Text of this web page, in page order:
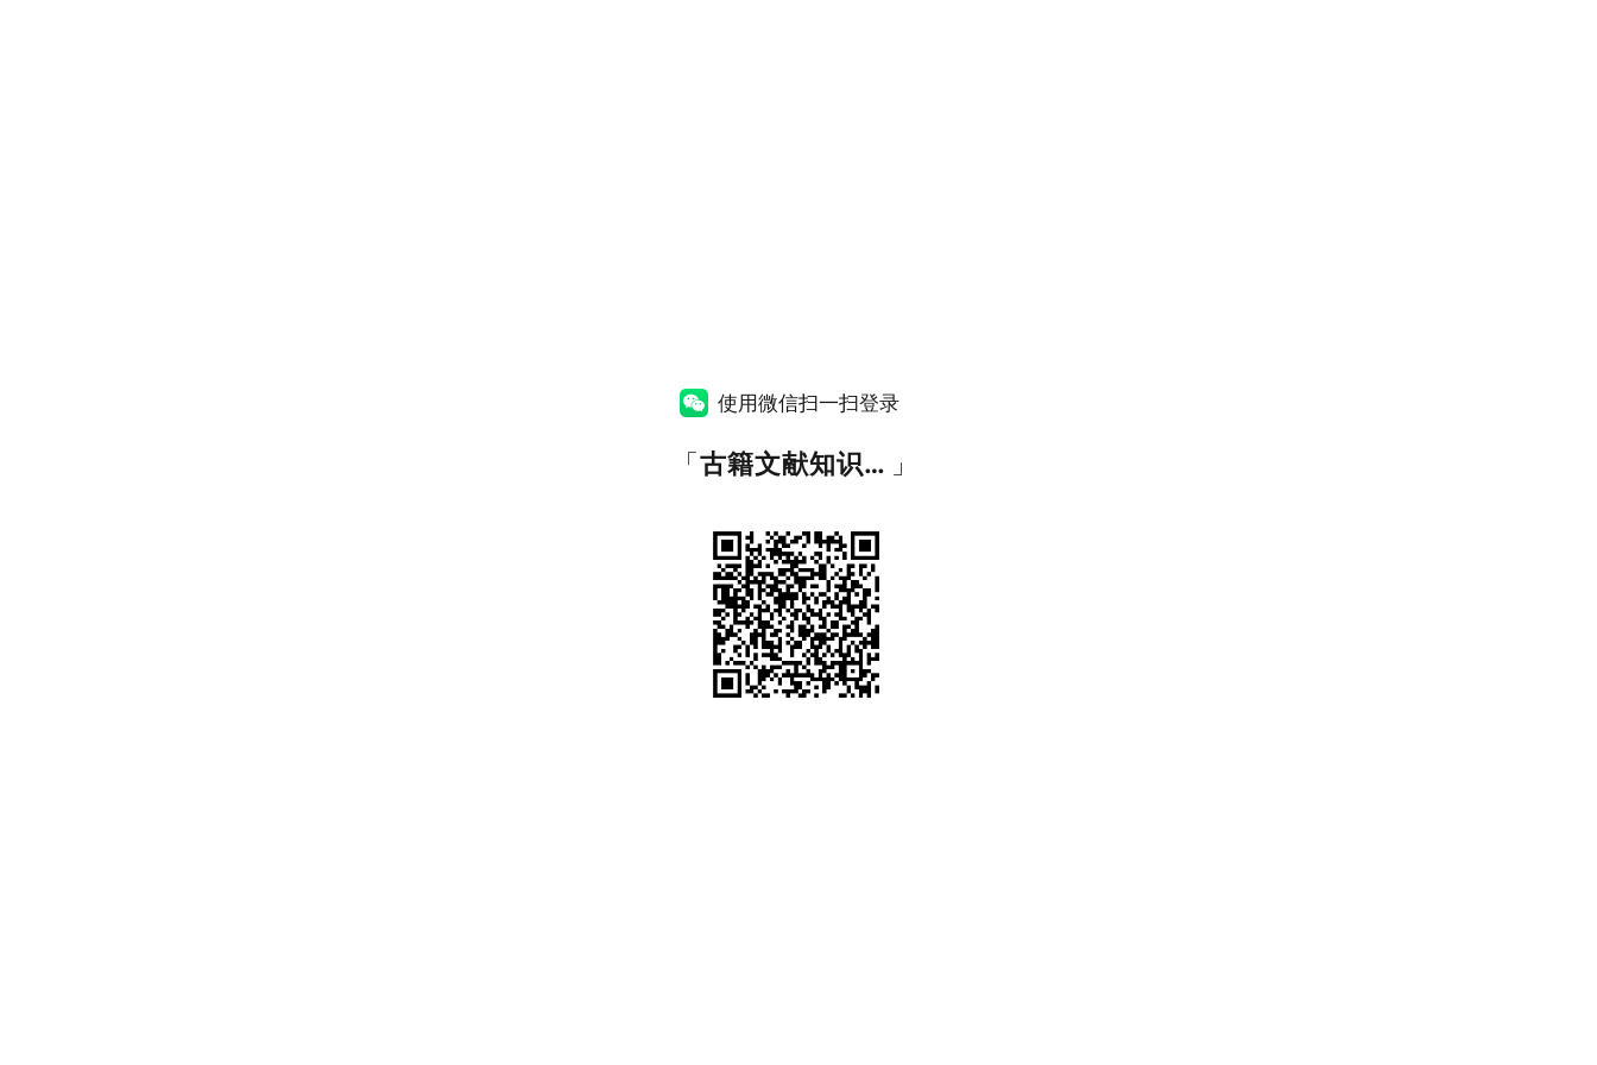
使用微信扫一扫登录
「 古籍文献知识图谱网 」